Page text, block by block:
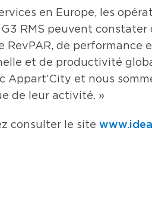
en Europe, les
RMS peuvent constater
de performance
et de productivité
Appart’City et nous
de leur activité. »
consulter le site